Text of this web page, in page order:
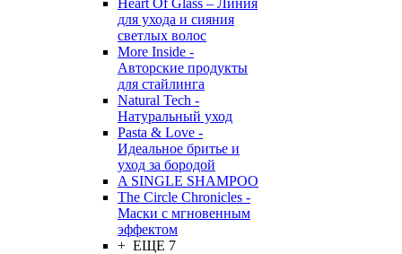
Heart Of Glass – Линия
для ухода и сияния
светлых волос
More Inside -
Авторские продукты
для стайлинга
Natural Tech -
Натуральный уход
Pasta & Love -
Идеальное бритье и
уход за бородой
A SINGLE SHAMPOO
The Circle Chronicles -
Маски с мгновенным
эффектом
+ ЕЩЕ 7